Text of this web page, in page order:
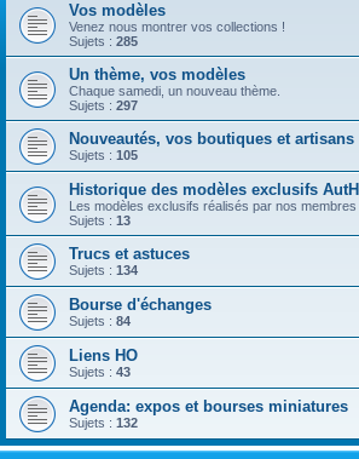
Vos modèles
Venez nous montrer vos collections !
Sujets : 285
Un thème, vos modèles
Chaque samedi, un nouveau thème.
Sujets : 297
Nouveautés, vos boutiques et artisans
Sujets : 105
Historique des modèles exclusifs
Les modèles exclusifs réalisés par nos
Sujets : 13
Trucs et astuces
Sujets : 134
Bourse d'échanges
Sujets : 84
Liens HO
Sujets : 43
Agenda: expos et bourses miniatures
Sujets : 132